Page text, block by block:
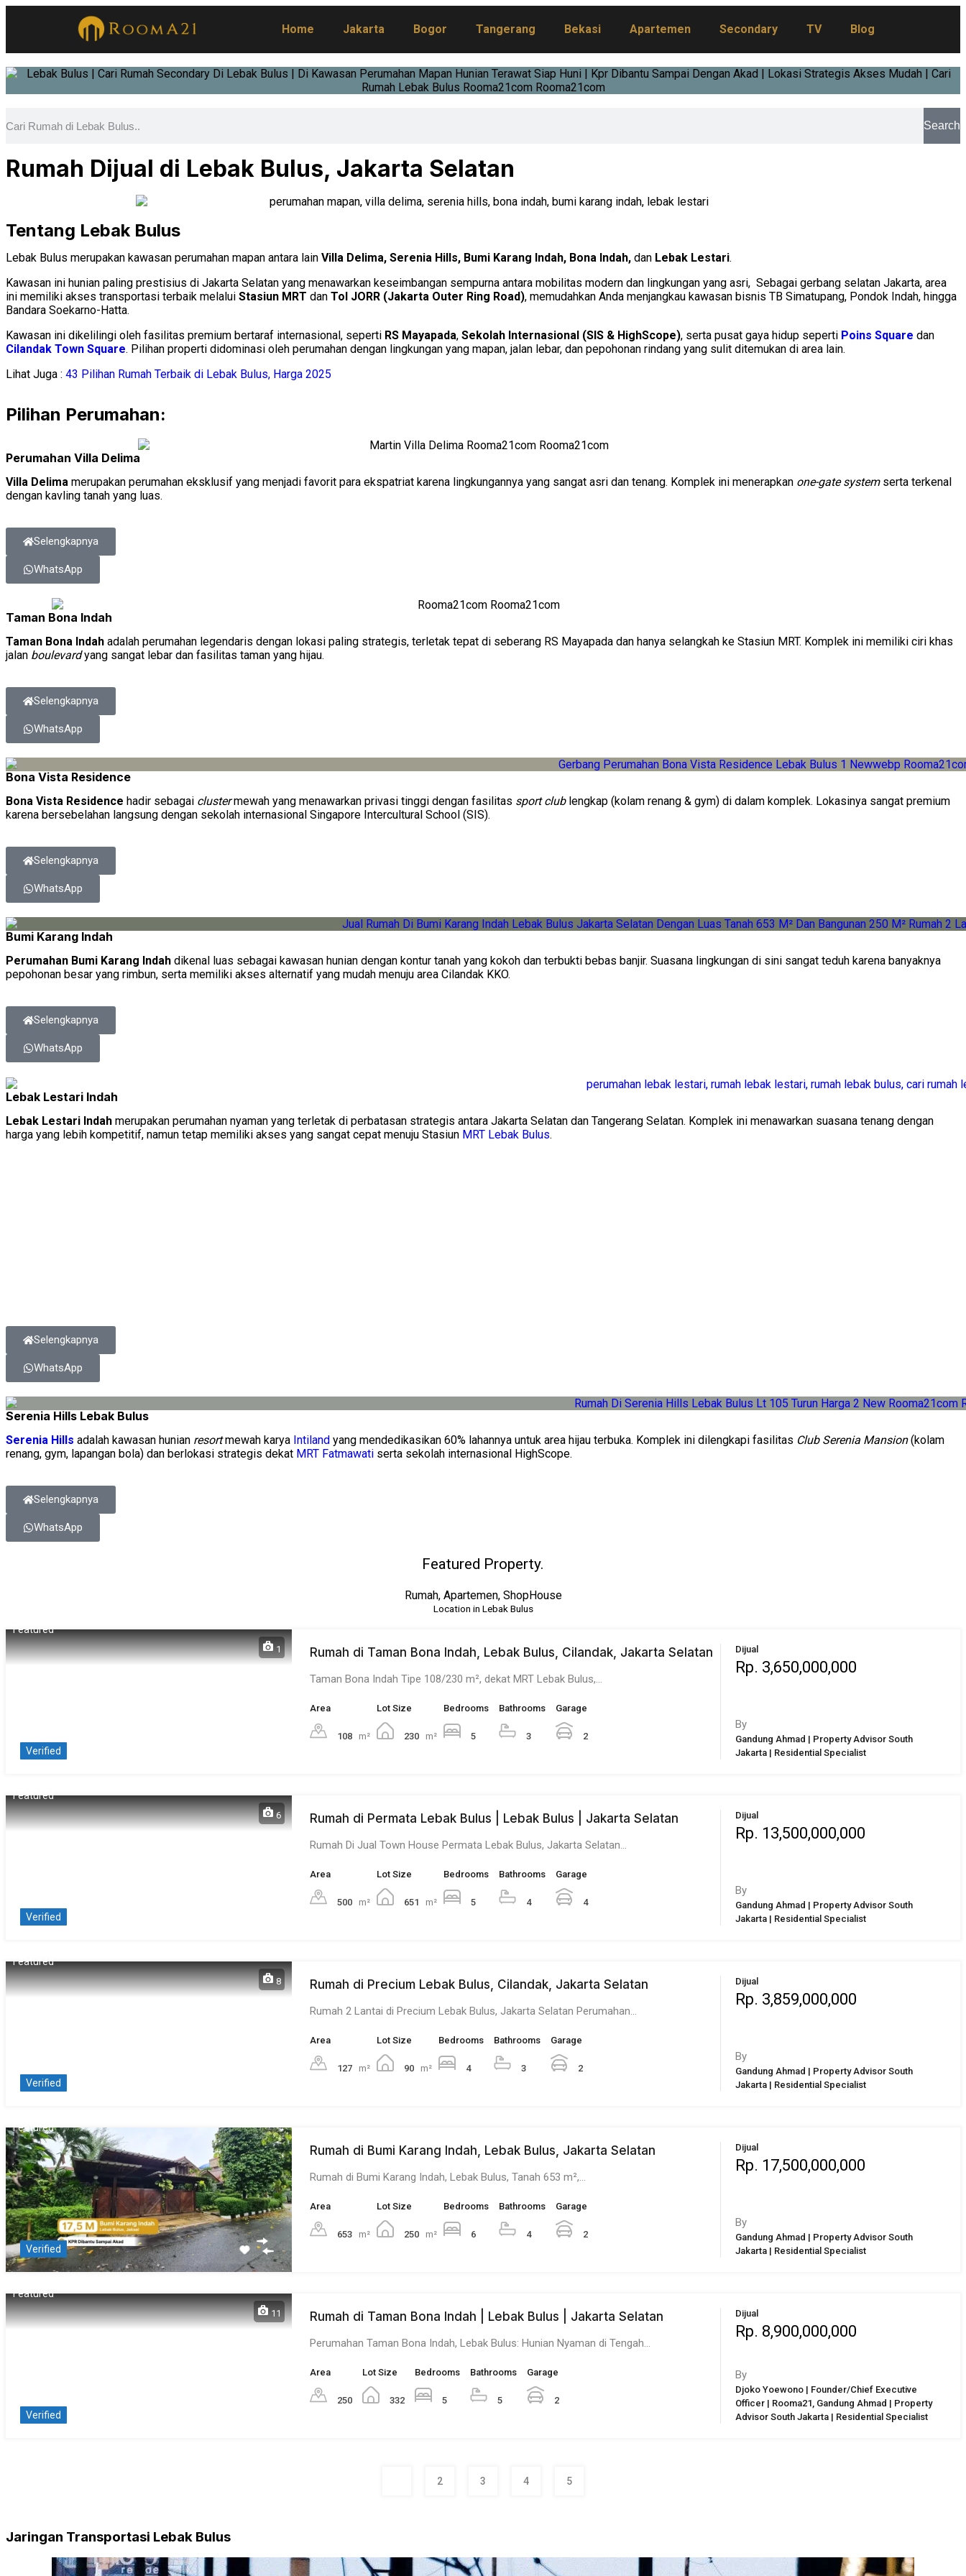
Home Jakarta Bogor Tangerang Bekasi Apartemen Secondary TV Blog
Search
Rumah Dijual di Lebak Bulus, Jakarta Selatan
Tentang Lebak Bulus
Lebak Bulus merupakan kawasan perumahan mapan antara lain Villa Delima, Serenia Hills, Bumi Karang Indah, Bona Indah, dan Lebak Lestari.
Kawasan ini hunian paling prestisius di Jakarta Selatan yang menawarkan keseimbangan sempurna antara mobilitas modern dan lingkungan yang asri, Sebagai gerbang selatan Jakarta, area
ini memiliki akses transportasi terbaik melalui Stasiun MRT dan Tol JORR (Jakarta Outer Ring Road), memudahkan Anda menjangkau kawasan bisnis TB Simatupang, Pondok Indah, hingga
Bandara Soekarno-Hatta.
Kawasan ini dikelilingi oleh fasilitas premium bertaraf internasional, seperti RS Mayapada, Sekolah Internasional (SIS & HighScope), serta pusat gaya hidup seperti Poins Square dan
Cilandak Town Square. Pilihan properti didominasi oleh perumahan dengan lingkungan yang mapan, jalan lebar, dan pepohonan rindang yang sulit ditemukan di area lain.
Lihat Juga : 43 Pilihan Rumah Terbaik di Lebak Bulus, Harga 2025
Pilihan Perumahan:
Perumahan Villa Delima
Villa Delima merupakan perumahan eksklusif yang menjadi favorit para ekspatriat karena lingkungannya yang sangat asri dan tenang. Komplek ini menerapkan one-gate systemserta terkenal
dengan kavling tanah yang luas.
Selengkapnya
WhatsApp
Taman Bona Indah
Taman Bona Indah adalah perumahan legendaris dengan lokasi paling strategis, terletak tepat di seberang RS Mayapada dan hanya selangkah ke Stasiun MRT. Komplek ini memiliki ciri khas
jalan boulevardyang sangat lebar dan fasilitas taman yang hijau.
Selengkapnya
WhatsApp
Bona Vista Residence
Bona Vista Residence hadir sebagai clustermewah yang menawarkan privasi tinggi dengan fasilitas sport clublengkap (kolam renang & gym) di dalam komplek. Lokasinya sangat premium
karena bersebelahan langsung dengan sekolah internasional Singapore Intercultural School (SIS).
Selengkapnya
WhatsApp
Bumi Karang Indah
Perumahan Bumi Karang Indah dikenal luas sebagai kawasan hunian dengan kontur tanah yang kokoh dan terbukti bebas banjir. Suasana lingkungan di sini sangat teduh karena banyaknya
pepohonan besar yang rimbun, serta memiliki akses alternatif yang mudah menuju area Cilandak KKO.
Selengkapnya
WhatsApp
Lebak Lestari Indah
Lebak Lestari Indah merupakan perumahan nyaman yang terletak di perbatasan strategis antara Jakarta Selatan dan Tangerang Selatan. Komplek ini menawarkan suasana tenang dengan
harga yang lebih kompetitif, namun tetap memiliki akses yang sangat cepat menuju Stasiun MRT Lebak Bulus.
Selengkapnya
WhatsApp
Serenia Hills Lebak Bulus
Serenia Hills adalah kawasan hunian resortmewah karya Intiland yang mendedikasikan 60% lahannya untuk area hijau terbuka. Komplek ini dilengkapi fasilitas Club Serenia Mansion(kolam
renang, gym, lapangan bola) dan berlokasi strategis dekat MRT Fatmawati serta sekolah internasional HighScope.
Selengkapnya
WhatsApp
Featured Property.
Rumah, Apartemen, ShopHouse
Location in Lebak Bulus
Featured
1
Verified
Rumah di Taman Bona Indah, Lebak Bulus, Cilandak, Jakarta Selatan
Taman Bona Indah Tipe 108/230 m², dekat MRT Lebak Bulus,…
Area
108 m²
Lot Size
230 m²
Bedrooms
5
Bathrooms
3
Garage
2
Dijual
Rp. 3,650,000,000
By
Gandung Ahmad | Property Advisor South
Jakarta | Residential Specialist
Featured
6
Verified
Rumah di Permata Lebak Bulus | Lebak Bulus | Jakarta Selatan
Rumah Di Jual Town House Permata Lebak Bulus, Jakarta Selatan…
Area
500 m²
Lot Size
651 m²
Bedrooms
5
Bathrooms
4
Garage
4
Dijual
Rp. 13,500,000,000
By
Gandung Ahmad | Property Advisor South
Jakarta | Residential Specialist
Featured
8
Verified
Rumah di Precium Lebak Bulus, Cilandak, Jakarta Selatan
Rumah 2 Lantai di Precium Lebak Bulus, Jakarta Selatan Perumahan…
Area
127 m²
Lot Size
90 m²
Bedrooms
4
Bathrooms
3
Garage
2
Dijual
Rp. 3,859,000,000
By
Gandung Ahmad | Property Advisor South
Jakarta | Residential Specialist
Featured
Verified
Rumah di Bumi Karang Indah, Lebak Bulus, Jakarta Selatan
Rumah di Bumi Karang Indah, Lebak Bulus, Tanah 653 m²,…
Area
653 m²
Lot Size
250 m²
Bedrooms
6
Bathrooms
4
Garage
2
Dijual
Rp. 17,500,000,000
By
Gandung Ahmad | Property Advisor South
Jakarta | Residential Specialist
Featured
11
Verified
Rumah di Taman Bona Indah | Lebak Bulus | Jakarta Selatan
Perumahan Taman Bona Indah, Lebak Bulus: Hunian Nyaman di Tengah…
Area
250
Lot Size
332
Bedrooms
5
Bathrooms
5
Garage
2
Dijual
Rp. 8,900,000,000
By
Djoko Yoewono | Founder/Chief Executive
Officer | Rooma21, Gandung Ahmad | Property
Advisor South Jakarta | Residential Specialist
2 3 4 5
Jaringan Transportasi Lebak Bulus